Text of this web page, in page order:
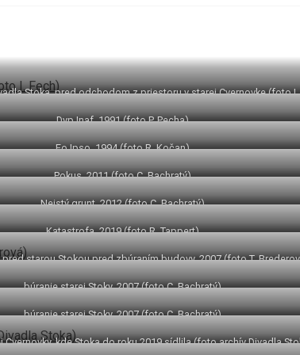
Stoka, pred odchodom z priestoru v starej Cvernovke (foto I.
Dyp Inaf, 1991 (foto P. Pecha)
Eo Ipso, 1994 (foto R. Kočan)
Pokus, 2011 (foto C. Bachratý)
Neistý grunt, 2012 (foto C. Bachratý)
Katastrofa, 2019 (foto R. Tappert)
starou Stokou pred zbúraním budovy, 2007 (foto T.
búranie starej Stoky, 2007 (foto C. Bachratý)
búranie starej Stoky, 2007 (foto C. Bachratý)
kde Stoka do roku 2019 sídlila (foto archív Divadla